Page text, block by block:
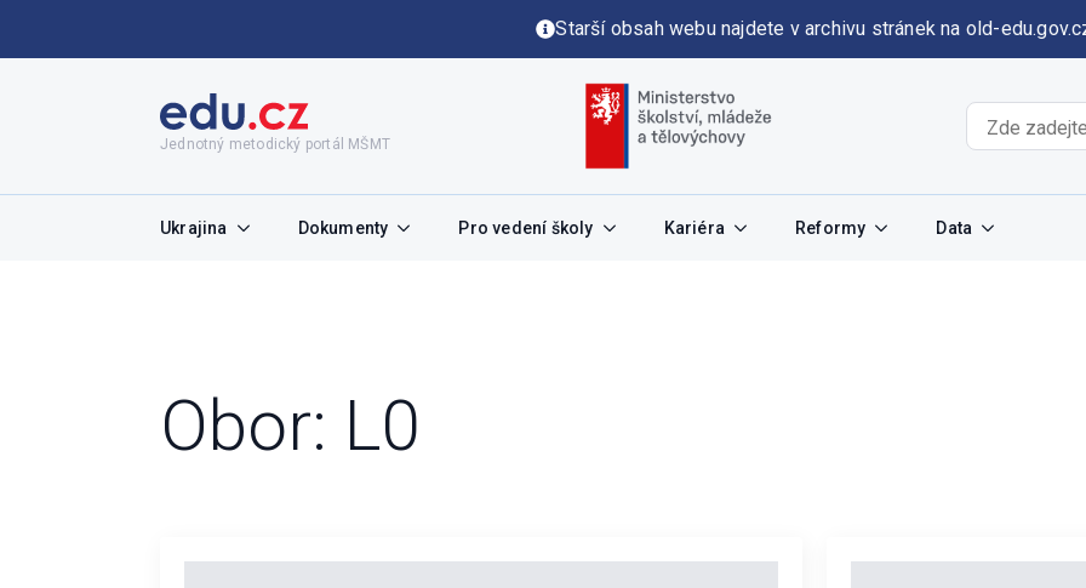
Starší obsah webu najdete v archivu stránek na old-
Jednotný metodický portál MŠMT
Ukrajina Dokumenty Pro vedení školy Kariéra Reformy Data
Obor: L0